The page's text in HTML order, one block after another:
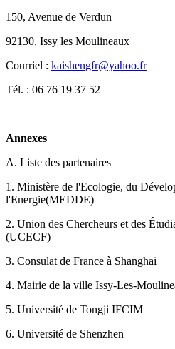
150, Avenue de Verdun
92130, Issy les Moulineaux
Courriel : kaishengfr@yahoo.fr
Tél. : 06 76 19 37 52
Annexes
A. Liste des partenaires
1. Ministère de l'Ecologie, du
l'Energie(MEDDE)
2. Union des Chercheurs et des
(UCECF)
3. Consulat de France à Shanghai
4. Mairie de la ville Issy-Les-
5. Université de Tongji IFCIM
6. Université de Shenzhen